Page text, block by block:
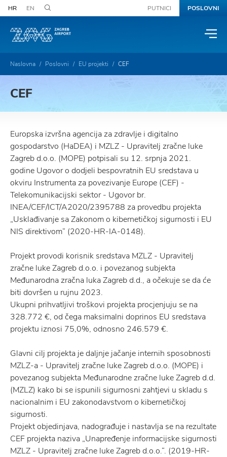
HR EN PUTNICI POSLOVNI
Naslovna Poslovni EU projekti CEF
CEF
Europska izvršna agencija za zdravlje i digitalno
gospodarstvo (HaDEA) i MZLZ - Upravitelj zračne luke
Zagreb d.o.o. (MOPE) potpisali su 12. srpnja 2021.
godine Ugovor o dodjeli bespovratnih EU sredstava u
okviru Instrumenta za povezivanje Europe (CEF) -
Telekomunikacijski sektor - Ugovor br.
INEA/CEF/ICT/A2020/2395788 za provedbu projekta
„Usklađivanje sa Zakonom o kibernetičkoj sigurnosti i EU
NIS direktivom“ (2020-HR-IA-0148).
Projekt provodi korisnik sredstava MZLZ - Upravitelj
zračne luke Zagreb d.o.o. i povezanog subjekta
Međunarodna zračna luka Zagreb d.d., a očekuje se da će
biti dovršen u rujnu 2023.
Ukupni prihvatljivi troškovi projekta procjenjuju se na
328.772 €, od čega maksimalni doprinos EU sredstava
projektu iznosi 75,0%, odnosno 246.579 €.
Glavni cilj projekta je daljnje jačanje internih sposobnosti
MZLZ-a - Upravitelj zračne luke Zagreb d.o.o. (MOPE) i
povezanog subjekta Međunarodne zračne luke Zagreb d.d.
(MZLZ) kako bi se ispunili sigurnosni zahtjevi u skladu s
nacionalnim i EU zakonodavstvom o kibernetičkoj
sigurnosti.
Projekt objedinjava, nadograđuje i nastavlja se na rezultate
CEF projekta naziva „Unapređenje informacijske sigurnosti
MZLZ - Upravitelj zračne luke Zagreb d.o.o.“. (2019-HR-